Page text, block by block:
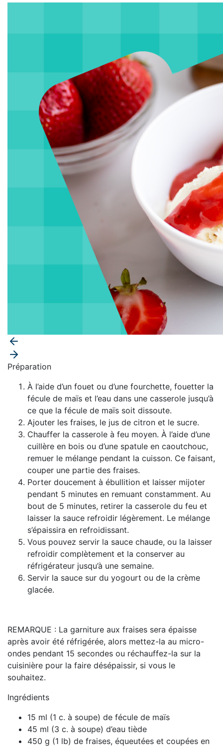
Ingrédients
15 ml (1 c. à soupe) de fécule de maïs
45 ml (3 c. à soupe) d’eau tiède
450 g (1 lb) de fraises, équeutées et coupées en
Préparation
À l’aide d’un fouet ou d’une fourchette, fouetter la
fécule de maïs et l’eau dans une casserole jusqu’à
ce que la fécule de maïs soit dissoute.
Ajouter les fraises, le jus de citron et le sucre.
Chauffer la casserole à feu moyen. À l’aide d’une
cuillère en bois ou d’une spatule en caoutchouc,
remuer le mélange pendant la cuisson. Ce faisant,
couper une partie des fraises.
Porter doucement à ébullition et laisser mijoter
pendant 5 minutes en remuant constamment. Au
bout de 5 minutes, retirer la casserole du feu et
laisser la sauce refroidir légèrement. Le mélange
s’épaissira en refroidissant.
Vous pouvez servir la sauce chaude, ou la laisser
refroidir complètement et la conserver au
réfrigérateur jusqu’à une semaine.
Servir la sauce sur du yogourt ou de la crème
glacée.
REMARQUE : La garniture aux fraises sera épaisse
après avoir été réfrigérée, alors mettez-la au micro-
ondes pendant 15 secondes ou réchauffez-la sur la
cuisinière pour la faire désépaissir, si vous le
souhaitez.